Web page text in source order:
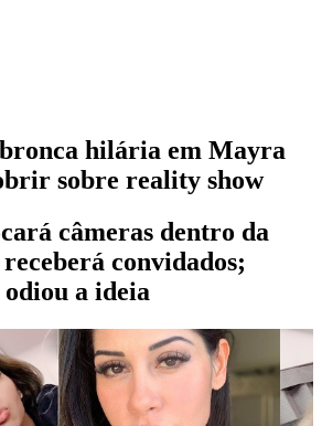
hilária em Mayra
sobre reality show
câmeras dentro da
convidados;
a ideia